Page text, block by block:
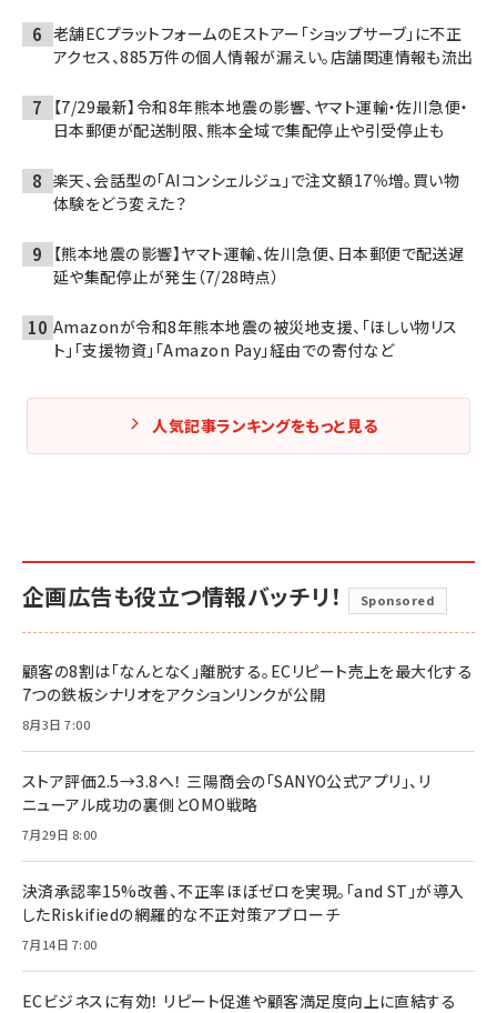
老舗ECプラットフォームのEストアー「ショップサーブ」に不正
アクセス、885万件の個人情報が漏えい。店舗関連情報も流出
【7/29最新】令和8年熊本地震の影響、ヤマト運輸・佐川急便・
日本郵便が配送制限、熊本全域で集配停止や引受停止も
楽天、会話型の「AIコンシェルジュ」で注文額17％増。買い物
体験をどう変えた？
【熊本地震の影響】ヤマト運輸、佐川急便、日本郵便で配送遅
延や集配停止が発生（7/28時点）
Amazonが令和8年熊本地震の被災地支援、「ほしい物リス
ト」「支援物資」「Amazon Pay」経由での寄付など
人気記事ランキングをもっと見る
企画広告も役立つ情報バッチリ！ Sponsored
顧客の8割は「なんとなく」離脱する。ECリピート売上を最大化する
7つの鉄板シナリオをアクションリンクが公開
8月3日 7:00
ストア評価2.5→3.8へ！ 三陽商会の「SANYO公式アプリ」、リ
ニューアル成功の裏側とOMO戦略
7月29日 8:00
決済承認率15%改善、不正率ほぼゼロを実現。「and ST」が導入
したRiskifiedの網羅的な不正対策アプローチ
7月14日 7:00
ECビジネスに有効！ リピート促進や顧客満足度向上に直結する